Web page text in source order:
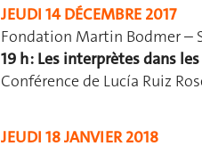
JEUDI 14 DÉCEMBRE 2017
Fondation Martin Bodmer –
19 h : Les interprètes dans
Conférence de Lucía Ruiz
JEUDI 18 JANVIER 2018